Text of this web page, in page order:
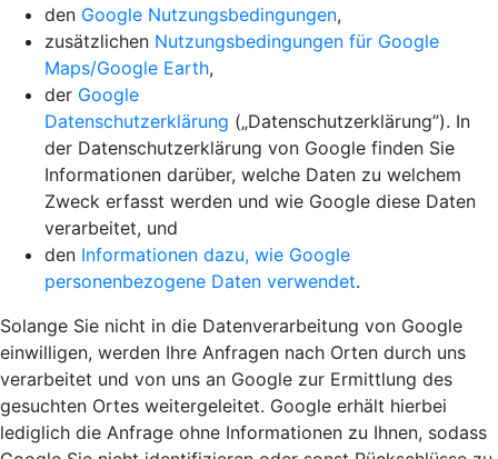
den Google Nutzungsbedingungen,
zusätzlichen Nutzungsbedingungen für Google
Maps/Google Earth,
der Google
Datenschutzerklärung („Datenschutzerklärung”). In
der Datenschutzerklärung von Google finden Sie
Informationen darüber, welche Daten zu welchem
Zweck erfasst werden und wie Google diese Daten
verarbeitet, und
den Informationen dazu, wie Google
personenbezogene Daten verwendet.
Solange Sie nicht in die Datenverarbeitung von Google
einwilligen, werden Ihre Anfragen nach Orten durch uns
verarbeitet und von uns an Google zur Ermittlung des
gesuchten Ortes weitergeleitet. Google erhält hierbei
lediglich die Anfrage ohne Informationen zu Ihnen, sodass